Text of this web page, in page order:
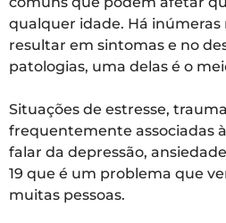
qualquer idade. Há inúmeras
resultar em sintomas e no
patologias, uma delas é o
Situações de estresse,
frequentemente associadas
falar da depressão,
19 que é um problema que
muitas pessoas.